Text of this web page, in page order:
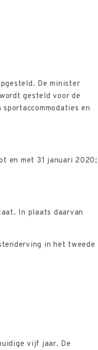
De minister
gesteld voor de
en
en met 31 januari 2020;
In plaats daarvan
in het tweede
vijf jaar. De